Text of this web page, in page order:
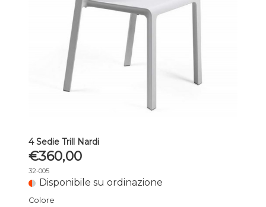
4 Sedie Trill Nardi
€360,00
32-005
Disponibile su ordinazione
Colore